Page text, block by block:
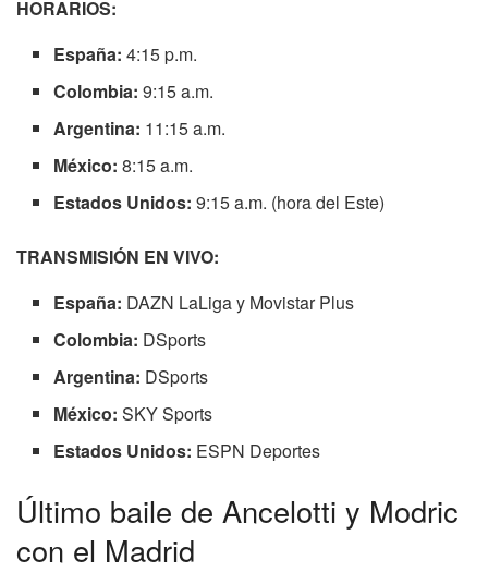
HORARIOS:
España: 4:15 p.m.
Colombia: 9:15 a.m.
Argentina: 11:15 a.m.
México: 8:15 a.m.
Estados Unidos: 9:15 a.m. (hora del Este)
TRANSMISIÓN EN VIVO:
España: DAZN LaLiga y Movistar Plus
Colombia: DSports
Argentina: DSports
México: SKY Sports
Estados Unidos: ESPN Deportes
Último baile de Ancelotti y Modric
con el Madrid